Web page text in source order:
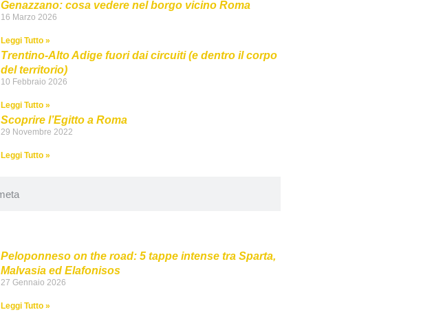
Genazzano: cosa vedere nel borgo vicino Roma
16 Marzo 2026
Leggi Tutto »
Trentino-Alto Adige fuori dai circuiti (e dentro il corpo
del territorio)
10 Febbraio 2026
Leggi Tutto »
Scoprire l’Egitto a Roma
29 Novembre 2022
Leggi Tutto »
Peloponneso on the road: 5 tappe intense tra Sparta,
Malvasia ed Elafonisos
27 Gennaio 2026
Leggi Tutto »